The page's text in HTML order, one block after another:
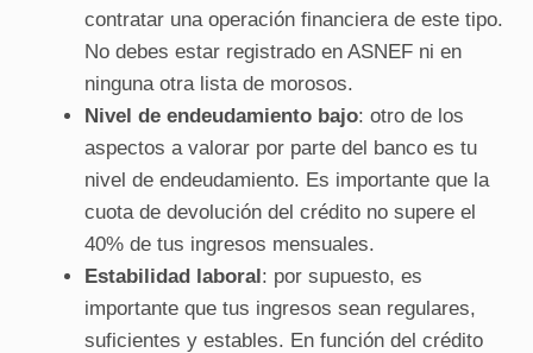
contratar una operación financiera de este tipo.
No debes estar registrado en ASNEF ni en
ninguna otra lista de morosos.
Nivel de endeudamiento bajo: otro de los
aspectos a valorar por parte del banco es tu
nivel de endeudamiento. Es importante que la
cuota de devolución del crédito no supere el
40% de tus ingresos mensuales.
Estabilidad laboral: por supuesto, es
importante que tus ingresos sean regulares,
suficientes y estables. En función del crédito